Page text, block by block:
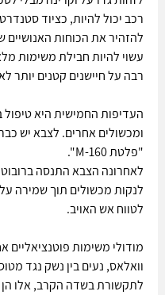
רכב יכול להיות, כציוד
להזהיר את הכוחות האנושיים
רבה על חיישנים קטנים יותר
העדיפות החמישית היא
ומכשולים אחרים. לצבא יש
"פלטת M-160".
לאחרונה הצבא התנסה
לנקות מכשולים תוך שמירה
לטווח אש האויב.
מודולי משימות
וואלאס, נעים בין נשק נגד
לתקשורת בשדה הקרב, אלו